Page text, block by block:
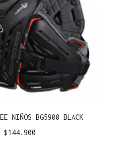
NIÑOS BG5900 BLACK
$144.900